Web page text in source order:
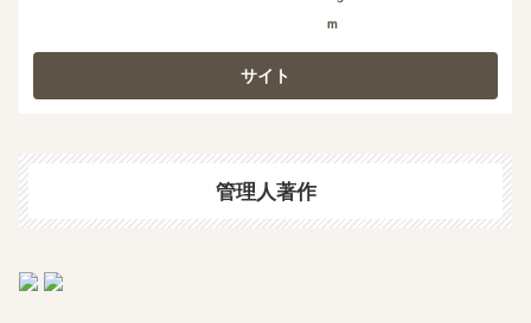
m
管理人著作